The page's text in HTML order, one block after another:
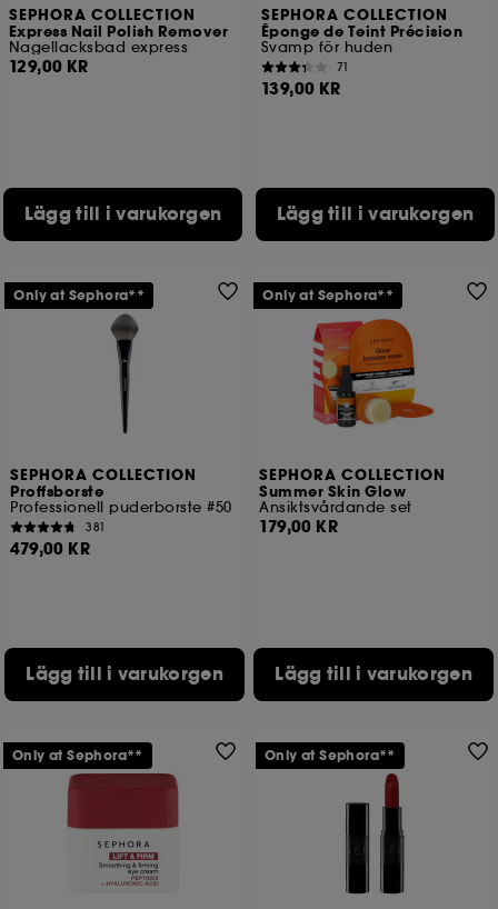
SEPHORA COLLECTION
Express Nail Polish Remover
Nagellacksbad express
129,00 KR
Lägg till i varukorgen
SEPHORA COLLECTION
Éponge de Teint Précision
Svamp för huden
71
139,00 KR
Lägg till i varukorgen
SEPHORA COLLECTION
Proffsborste
Professionell puderborste #50
381
479,00 KR
Lägg till i varukorgen
Only at Sephora**
SEPHORA COLLECTION
Summer Skin Glow
Ansiktsvårdande set
179,00 KR
Lägg till i varukorgen
Only at Sephora**
Only at Sephora** Only at Sephora**